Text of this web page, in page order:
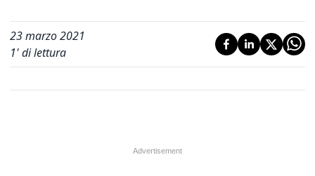
23 marzo 2021
1' di lettura